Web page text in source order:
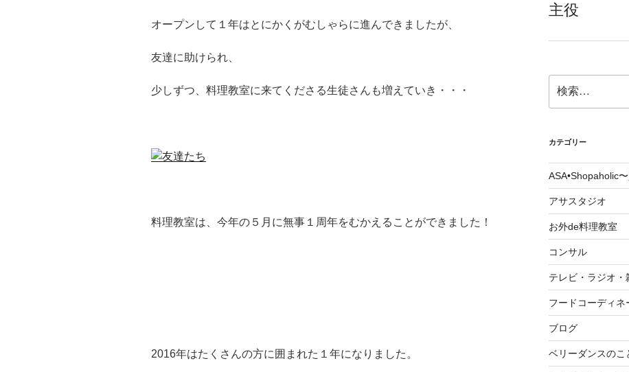
オープンして１年はとにかくがむしゃらに進んできましたが、
友達に助けられ、
少しずつ、料理教室に来てくださる生徒さんも増えていき・・・
料理教室は、今年の５月に無事１周年をむかえることができました！
2016年はたくさんの方に囲まれた１年になりました。
主役
索:
カテゴリー
ASA•Shopaholic
アサスタジオ
お外de料理教室
コンサル
テレビ・ラジオ
フードコーディネ
ブログ
ベリーダンスのこ